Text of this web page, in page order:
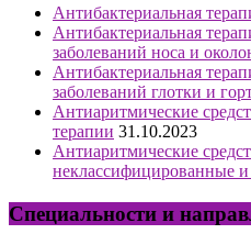
Антибактериальная
Антибактериальная
заболеваний носа и
Антибактериальная
заболеваний глотки и
Антиаритмические
терапии 31.10.2023
Антиаритмические
неклассифицированные
Специальности и